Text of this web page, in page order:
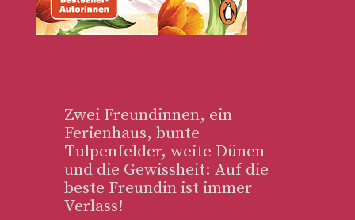
Zwei Freundinnen, ein
Ferienhaus, bunte
Tulpenfelder, weite Dünen
und die Gewissheit: Auf die
beste Freundin ist immer
Verlass!